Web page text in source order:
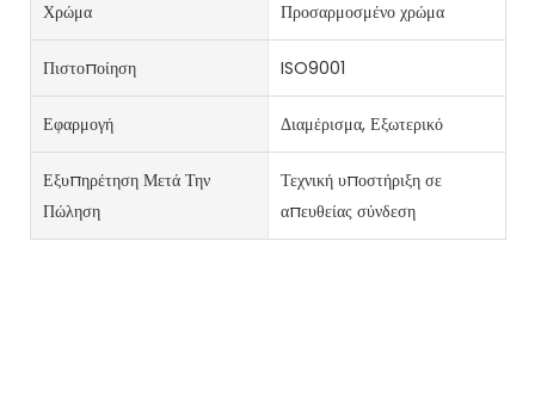
Χρώμα Προσαρμοσμένο χρώμα
Πιστοποίηση ISO9001
Εφαρμογή Διαμέρισμα, Εξωτερικό
Εξυπηρέτηση Μετά Την
Πώληση
Τεχνική υποστήριξη σε
απευθείας σύνδεση